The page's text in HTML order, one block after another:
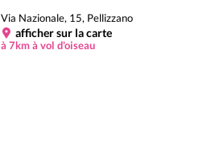
Via Nazionale, 15, Pellizzano
afficher sur la carte
à 7km à vol d'oiseau